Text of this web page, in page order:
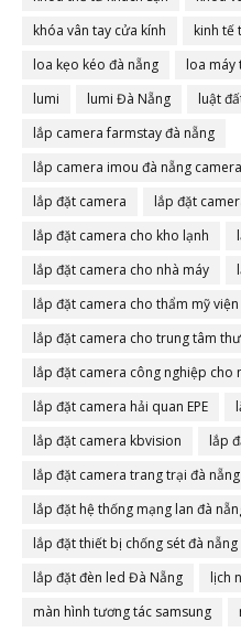
khóa vân tay cửa kính
kinh tế
loa kẹo kéo đà nẵng
loa máy
lumi
lumi Đà Nẵng luật
lắp camera farmstay đà nẵng
lắp camera imou đà nẵng
lắp đặt camera
lắp đặt
lắp đặt camera cho kho lạnh
lắp đặt camera cho nhà máy
lắp đặt camera cho thẩm mỹ viện
lắp đặt camera cho trung tâm
lắp đặt camera công nghiệp cho
lắp đặt camera hải quan EPE
lắp đặt camera kbvision
lắp
lắp đặt camera trang trại đà nẵng
lắp đặt hệ thống mạng lan đà
lắp đặt thiết bị chống sét đà nẵng
lắp đặt đèn led Đà Nẵng
lịch
màn hình tương tác samsung